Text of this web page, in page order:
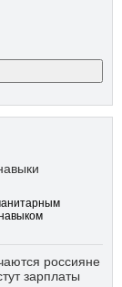
россияне
зарплаты